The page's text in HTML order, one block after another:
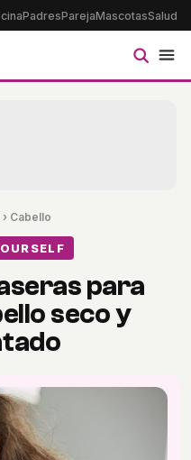
PadresParejaMascotasSalud
› Cabello
para
seco y